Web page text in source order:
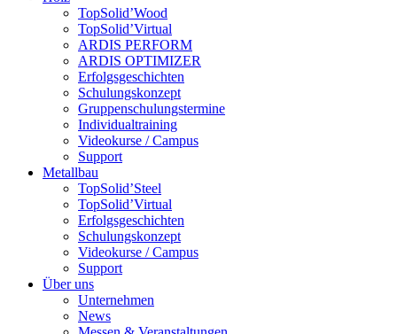
TopSolid’Wood
TopSolid’Virtual
ARDIS PERFORM
ARDIS OPTIMIZER
Erfolgsgeschichten
Schulungskonzept
Gruppenschulungstermine
Individualtraining
Videokurse / Campus
Support
Metallbau
TopSolid’Steel
TopSolid’Virtual
Erfolgsgeschichten
Schulungskonzept
Videokurse / Campus
Support
Über uns
Unternehmen
News